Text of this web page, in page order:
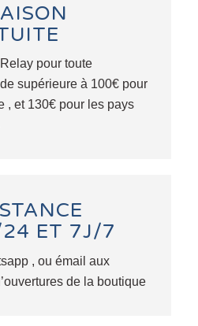
pour toute
supérieure à 100€ pour
, et 130€ pour les pays
ET 7J/7
, ou émail aux
de la boutique